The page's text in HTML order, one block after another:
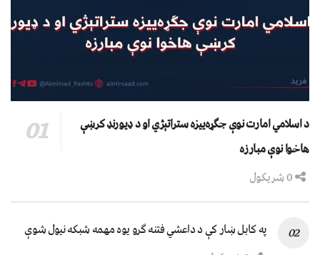
د اسلامي امارت نوې جګړه‌ییزه ستراتېژي او د ډیورنډ کرښې
هاخوا نوې مبارزه
په کابل ښار کې د داعشي فتنه ګرو يوه مهمه شبکه نيول شوې